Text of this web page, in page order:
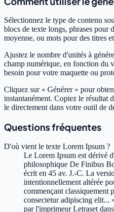
Sélectionnez le type de contenu
blocs de texte longs, phrases pour
moyenne, ou mots pour des titres
Ajustez le nombre d'unités à
champ numérique, en fonction du
besoin pour votre maquette ou
Cliquez sur « Générer » pour
instantanément. Copiez le résultat
le directement dans votre outil de
Questions fréquentes
D'où vient le texte Lorem Ipsum ?
Le Lorem Ipsum est dérivé
philosophique De Finibus
écrit en 45 av. J.-C. La
intentionnellement altérée
commençant classiquement
consectetur adipiscing elit...
par l'imprimeur Letraset